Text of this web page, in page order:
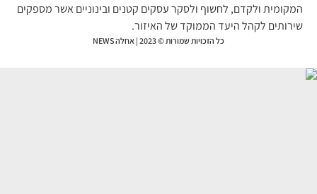
ולקדם, לחשוף ולסקר עסקים קטנים ובינוניים אשר מספקים
לקהל היעד הממוקד של האיזור.
כל הזכויות שמורות © 2023 | אחלה NEWS